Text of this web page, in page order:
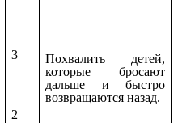
3
2
Похвалить детей,
которые бросают
дальше и быстро
возвращаются назад.